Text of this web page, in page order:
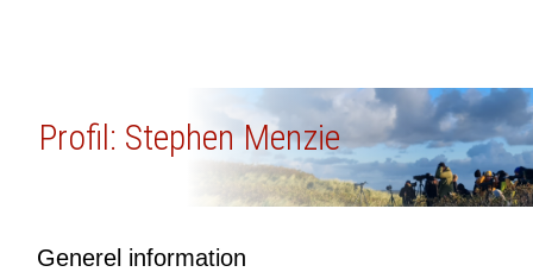
Profil: Stephen Menzie
Generel information